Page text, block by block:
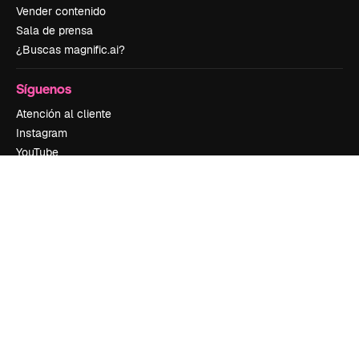
Vender contenido
Sala de prensa
¿Buscas magnific.ai?
Síguenos
Atención al cliente
Instagram
YouTube